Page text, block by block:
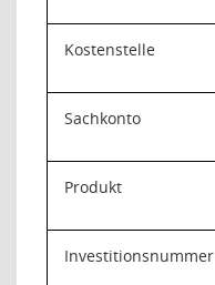
Kostenstelle
Sachkonto
Produkt
Investitionsnummer